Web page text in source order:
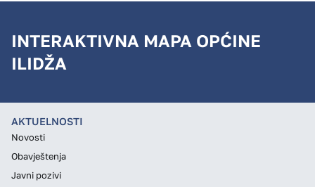
INTERAKTIVNA MAPA OPĆINE
ILIDŽA
AKTUELNOSTI
Novosti
Obavještenja
Javni pozivi